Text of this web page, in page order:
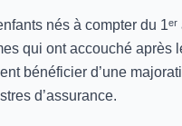
nés à compter du
qui ont accouché après
bénéficier d’une
d’assurance.